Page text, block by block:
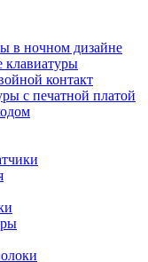
в ночном дизайне
клавиатуры
контакт
с печатной платой